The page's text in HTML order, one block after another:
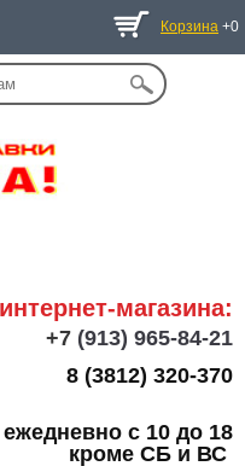
Корзина +0
магазина:
+7 (913) 965-84-21
8 (3812) 320-370
с 10 до 18
кроме СБ и ВС